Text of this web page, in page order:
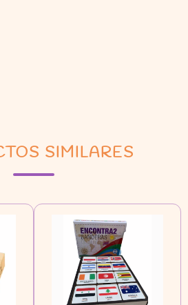
SIMILARES